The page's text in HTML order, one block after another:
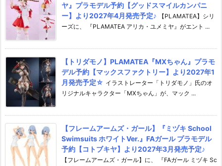
ヤ』プラモデル予約【グッドスマイルカンパニ
ー】より2027年4月発売予定♪
【PLAMATEA】シリ
ーズに、 『PLAMATEA アリカ・ユメミヤ』がエント ...
【トリダモノ】PLAMATEA『MXちゃん』プラモ
デル予約【マックスファクトリー】より2027年1
月発売予定☆ イラストレーター「トリダモノ」氏のオ
リジナルキャラクター「MXちゃん」が、マック ...
【フレームアームズ・ガール】『ミヅキ School
Swimsuits ホワイトVer.』FAガール プラモデル
予約【コトブキヤ】より2027年3月発売予定♪
【フレームアームズ・ガール】に、 『FAガール ミヅキ Sc